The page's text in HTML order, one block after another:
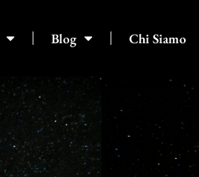
Blog Chi Siamo